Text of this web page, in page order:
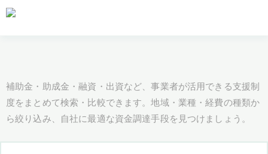
補助金・助成金・融資・出資など、事業者が活用できる支援制
度をまとめて検索・比較できます。地域・業種・経費の種類か
ら絞り込み、自社に最適な資金調達手段を見つけましょう。